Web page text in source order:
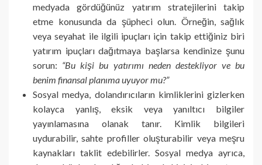
medyada gördüğünüz yatırım stratejilerini takip
etme konusunda da şüpheci olun. Örneğin, sağlık
veya seyahat ile ilgili ipuçları için takip ettiğiniz biri
yatırım ipuçları dağıtmaya başlarsa kendinize şunu
sorun: “Bu kişi bu yatırımı neden destekliyor ve bu
benim finansal planıma uyuyor mu?”
Sosyal medya, dolandırıcıların kimliklerini gizlerken
kolayca yanlış, eksik veya yanıltıcı bilgiler
yayınlamasına olanak tanır. Kimlik bilgileri
uydurabilir, sahte profiller oluşturabilir veya meşru
kaynakları taklit edebilirler. Sosyal medya ayrıca,